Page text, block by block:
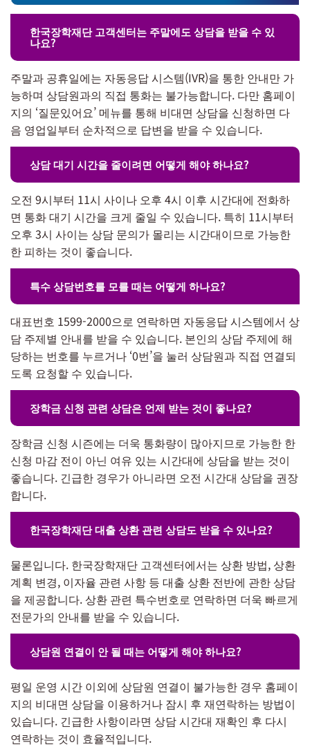
한국장학재단 고객센터는 주말에도 상담을 받을 수 있
나요?
주말과 공휴일에는 자동응답 시스템(IVR)을 통한 안내만 가
능하며 상담원과의 직접 통화는 불가능합니다. 다만 홈페이
지의 ‘질문있어요’ 메뉴를 통해 비대면 상담을 신청하면 다
음 영업일부터 순차적으로 답변을 받을 수 있습니다.
상담 대기 시간을 줄이려면 어떻게 해야 하나요?
오전 9시부터 11시 사이나 오후 4시 이후 시간대에 전화하
면 통화 대기 시간을 크게 줄일 수 있습니다. 특히 11시부터
오후 3시 사이는 상담 문의가 몰리는 시간대이므로 가능한
한 피하는 것이 좋습니다.
특수 상담번호를 모를 때는 어떻게 하나요?
대표번호 1599-2000으로 연락하면 자동응답 시스템에서 상
담 주제별 안내를 받을 수 있습니다. 본인의 상담 주제에 해
당하는 번호를 누르거나 ‘0번’을 눌러 상담원과 직접 연결되
도록 요청할 수 있습니다.
장학금 신청 관련 상담은 언제 받는 것이 좋나요?
장학금 신청 시즌에는 더욱 통화량이 많아지므로 가능한 한
신청 마감 전이 아닌 여유 있는 시간대에 상담을 받는 것이
좋습니다. 긴급한 경우가 아니라면 오전 시간대 상담을 권장
합니다.
한국장학재단 대출 상환 관련 상담도 받을 수 있나요?
물론입니다. 한국장학재단 고객센터에서는 상환 방법, 상환
계획 변경, 이자율 관련 사항 등 대출 상환 전반에 관한 상담
을 제공합니다. 상환 관련 특수번호로 연락하면 더욱 빠르게
전문가의 안내를 받을 수 있습니다.
상담원 연결이 안 될 때는 어떻게 해야 하나요?
평일 운영 시간 이외에 상담원 연결이 불가능한 경우 홈페이
지의 비대면 상담을 이용하거나 잠시 후 재연락하는 방법이
있습니다. 긴급한 사항이라면 상담 시간대 재확인 후 다시
연락하는 것이 효율적입니다.